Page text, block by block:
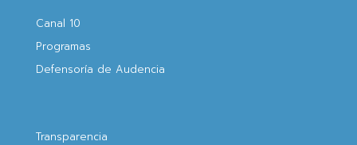
Canal 10
Programas
Defensoría de Audencia
Transparencia